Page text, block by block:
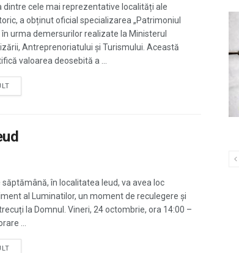
dintre cele mai reprezentative localități ale
a obținut oficial specializarea „Patrimoniul
urma demersurilor realizate la Ministerul
Antreprenoriatului și Turismului. Această
valoarea deosebită a ...
săptămână, în localitatea Ieud, va avea loc
al Luminatilor, un moment de reculegere și
la Domnul. Vineri, 24 octombrie, ora 14:00 –
...